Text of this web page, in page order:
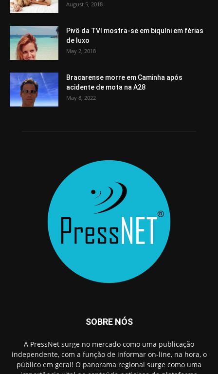
August 5, 2018
Pivô da TVI mostra-se em biquíni em férias
de luxo
May 2, 2018
Bracarense morre em Caminha após
acidente de mota na A28
May 8, 2022
SOBRE NÓS
A PressNet surge no mercado como uma publicação
independente, com a função de informar on-line, na hora, o
público em geral! O panorama regional surge como uma